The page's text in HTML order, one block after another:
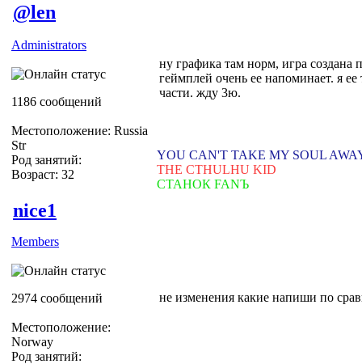
@len
Administrators
1186 сообщений
Местоположение: Russia
Str
Род занятий:
Возраст: 32
ну графика там норм, игра создана
геймплей очень ее напоминает. я
части. жду 3ю.
YOU CAN'T TAKE MY SOUL
THE CTHULHU KID
СТАНОК FANЪ
nice1
Members
2974 сообщений
Местоположение:
Norway
Род занятий:
не изменения какие напиши по